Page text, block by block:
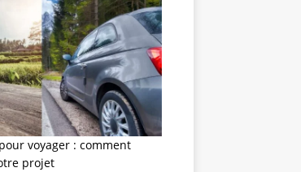
voyager : comment
projet